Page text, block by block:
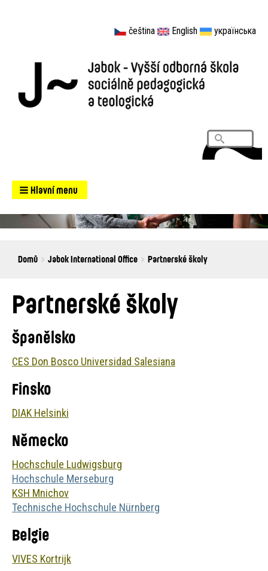
čeština English українська
Search
Hlavní menu
Breadcrumbs
You
Domů Jabok International Office Partnerské školy
Partnerské školy
Španělsko
CES Don Bosco Universidad Salesiana
Finsko
DIAK Helsinki
Německo
Hochschule Ludwigsburg
Hochschule Merseburg
KSH Mnichov
Technische Hochschule Nürnberg
Belgie
VIVES Kortrijk